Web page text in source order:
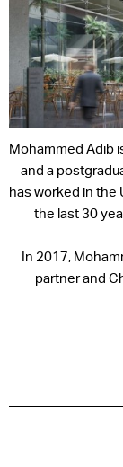
Mohammed Adib
and a
has worked in the
the last 30
In 2017,
partner and